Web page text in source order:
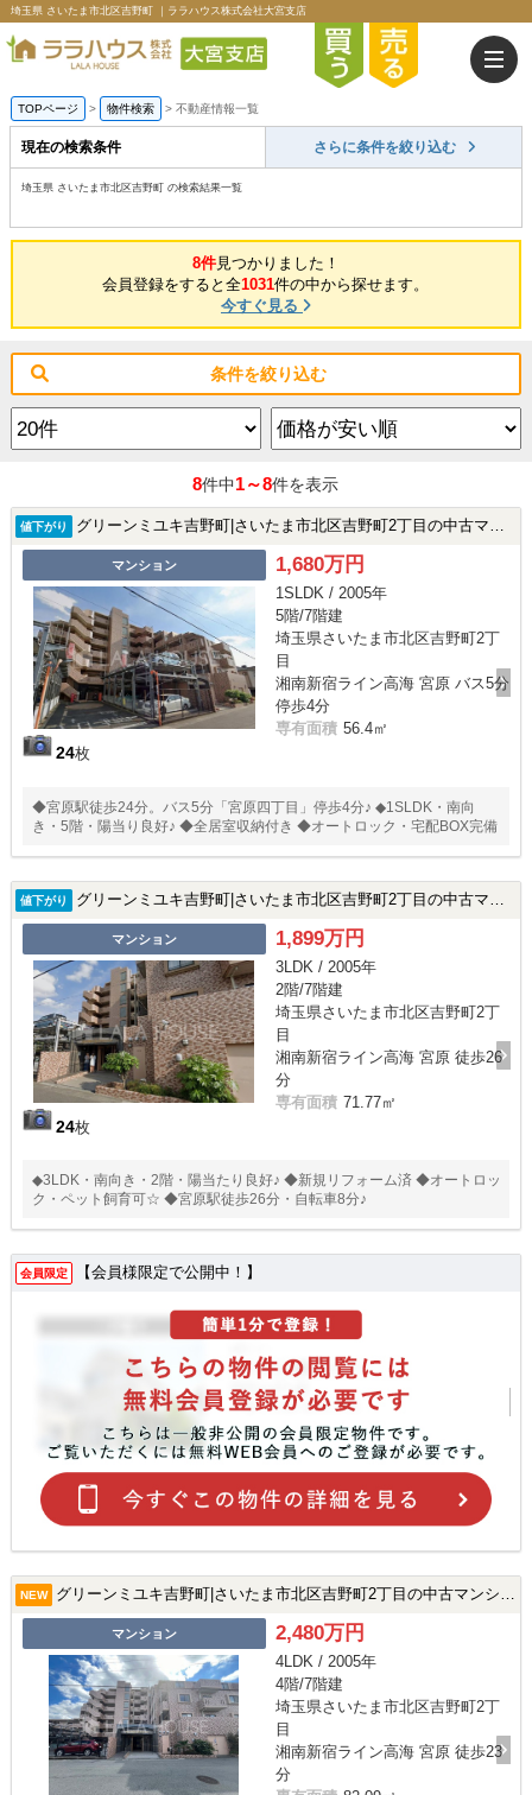
埼玉県 さいたま市北区吉野町 ｜ララハウス株式会社大宮支店
TOPページ > 物件検索 > 不動産情報一覧
現在の検索条件 さらに条件を絞り込む
埼玉県 さいたま市北区吉野町 の検索結果一覧
8件見つかりました！
会員登録をすると全1031件の中から探せます。
今すぐ見る
条件を絞り込む
8件中1～8件を表示
値下がり グリーンミユキ吉野町|さいたま市北区吉野町2丁目の中古マンション
マンション
24枚
1,680万円
1SLDK / 2005年
5階/7階建
埼玉県さいたま市北区吉野町2丁
目
湘南新宿ライン高海 宮原 バス5分
停歩4分
専有面積 56.4㎡
◆宮原駅徒歩24分。バス5分「宮原四丁目」停歩4分♪ ◆1SLDK・南向
き・5階・陽当り良好♪ ◆全居室収納付き ◆オートロック・宅配BOX完備
値下がり グリーンミユキ吉野町|さいたま市北区吉野町2丁目の中古マンション
マンション
24枚
1,899万円
3LDK / 2005年
2階/7階建
埼玉県さいたま市北区吉野町2丁
目
湘南新宿ライン高海 宮原 徒歩26
分
専有面積 71.77㎡
◆3LDK・南向き・2階・陽当たり良好♪ ◆新規リフォーム済 ◆オートロッ
ク・ペット飼育可☆ ◆宮原駅徒歩26分・自転車8分♪
会員限定 【会員様限定で公開中！】
NEW グリーンミユキ吉野町|さいたま市北区吉野町2丁目の中古マンション
マンション 2,480万円
4LDK / 2005年
4階/7階建
埼玉県さいたま市北区吉野町2丁
目
湘南新宿ライン高海 宮原 徒歩23
分